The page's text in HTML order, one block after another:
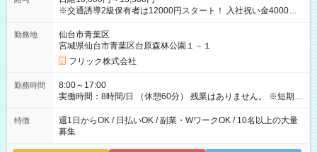
※交通誘導2級保有者は12000円スタート！ 入社祝い金4000円
【試用期間】試用期間なし
勤務地
仙台市青葉区
宮城県仙台市青葉区台原森林公園１－１
フリック株式会社
勤務時間
8:00～17:00
実働時間：8時間/日 （休憩60分） 残業はありません。 ※短期の
募集は行っておりません。予めご了承くださいませ。
特徴
週1日からOK / 日払いOK / 副業・WワークOK / 10名以上の大量
募集